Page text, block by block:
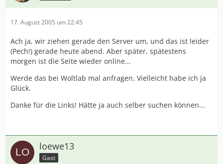
17. August 2005 um 22:45
Ach ja, wir ziehen gerade den Server um, und das ist leider
(Pech!) gerade heute abend. Aber später, spätestens
morgen ist die Seite wieder online...
Werde das bei Woltlab mal anfragen. Vielleicht habe ich ja
Glück.
Danke für die Links! Hätte ja auch selber suchen können...
loewe13
Gast